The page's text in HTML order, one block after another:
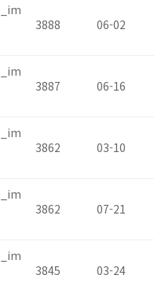
3888 06-02
3887 06-16
3862 03-10
3862 07-21
3845 03-24